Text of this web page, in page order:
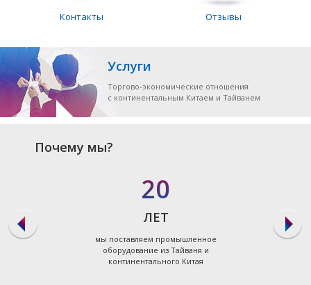
Контакты Отзывы
Услуги
Торгово-экономические отношения
с континентальным Китаем и Тайванем
Почему мы?
20
ЛЕТ
мы поставляем промышленное
оборудование из Тайваня и
континентального Китая